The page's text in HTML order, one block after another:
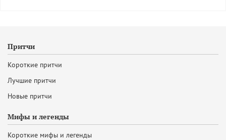
Притчи
Короткие притчи
Лучшие притчи
Новые притчи
Мифы и легенды
Короткие мифы и легенды